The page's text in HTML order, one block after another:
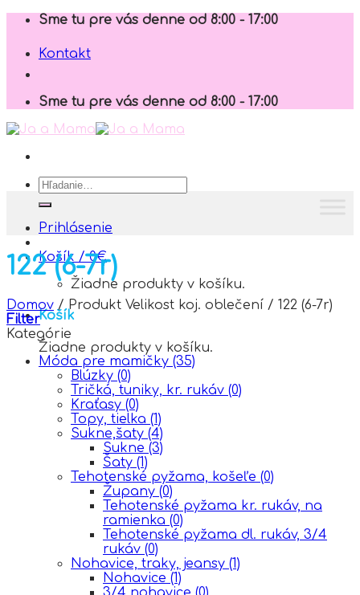
Skip
content
Sme tu pre vás denne od 8:00 - 17:00
Kontakt
Sme tu pre vás denne od 8:00 - 17:00
Hľadať:
Prihlásenie
Košík /0€
Žiadne produkty v košíku.
Košík
Žiadne produkty v košíku.
122 (6-7r)
Domov /Produkt Velikost koj. oblečení / 122 (6-7r)
Filter
Kategórie
Móda pre mamičky (35)
Blúzky (0)
Tričká, tuniky, kr. rukáv (0)
Kraťasy (0)
Topy, tielka (1)
Sukne,šaty (4)
Sukne (3)
Šaty (1)
Tehotenské pyžama, košeľe (0)
Župany (0)
Tehotenské pyžama kr. rukáv, na
ramienka (0)
Tehotenské pyžama dl. rukáv, 3/4
rukáv (0)
Nohavice, traky, jeansy (1)
Nohavice (1)